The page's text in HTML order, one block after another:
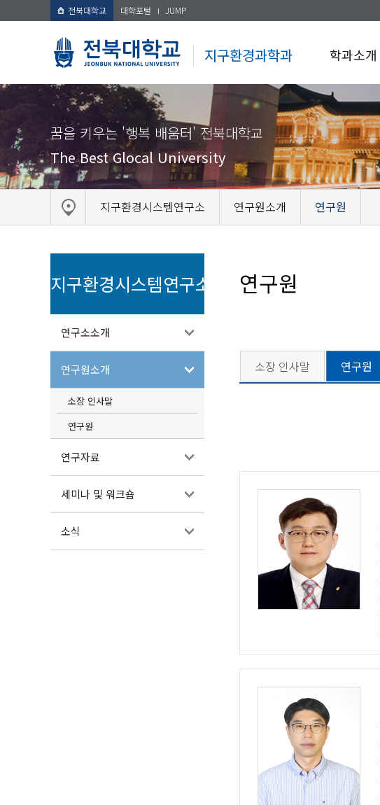
전북대학교 대학포털 JUMP
지구환경과학과 학과소개
꿈을 키우는 '행복 배움터' 전북대학교
The Best Glocal University
지구환경시스템연구소 연구원소개 연구원
지구환경시스템연구소
연구소소개
연구원소개
소장 인사말
연구원
연구자료
세미나 및 워크숍
소식
연구원
소장 인사말 연구원